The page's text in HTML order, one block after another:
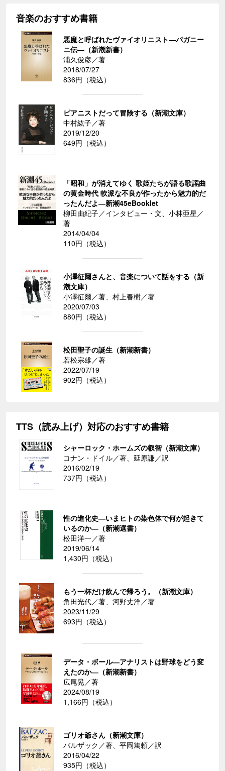
音楽のおすすめ書籍
悪魔と呼ばれたヴァイオリニスト―パガニー
ニ伝―（新潮新書）
浦久俊彦／著
2018/07/27
836円（税込）
ピアニストだって冒険する（新潮文庫）
中村紘子／著
2019/12/20
649円（税込）
「昭和」が消えてゆく 歌姫たちが語る歌謡曲
の黄金時代 軟派な不良が作ったから魅力的だ
ったんだよ―新潮45eBooklet
柳田由紀子／インタビュー・文、小林亜星／
著
2014/04/04
110円（税込）
小澤征爾さんと、音楽について話をする（新
潮文庫）
小澤征爾／著、村上春樹／著
2020/07/03
880円（税込）
松田聖子の誕生（新潮新書）
若松宗雄／著
2022/07/19
902円（税込）
TTS（読み上げ）対応のおすすめ書籍
シャーロック・ホームズの叡智（新潮文庫）
コナン・ドイル／著、延原謙／訳
2016/02/19
737円（税込）
性の進化史―いまヒトの染色体で何が起きて
いるのか―（新潮選書）
松田洋一／著
2019/06/14
1,430円（税込）
もう一杯だけ飲んで帰ろう。（新潮文庫）
角田光代／著、河野丈洋／著
2023/11/29
693円（税込）
データ・ボール―アナリストは野球をどう変
えたのか―（新潮新書）
広尾晃／著
2024/08/19
1,166円（税込）
ゴリオ爺さん（新潮文庫）
バルザック／著、平岡篤頼／訳
2016/04/22
935円（税込）